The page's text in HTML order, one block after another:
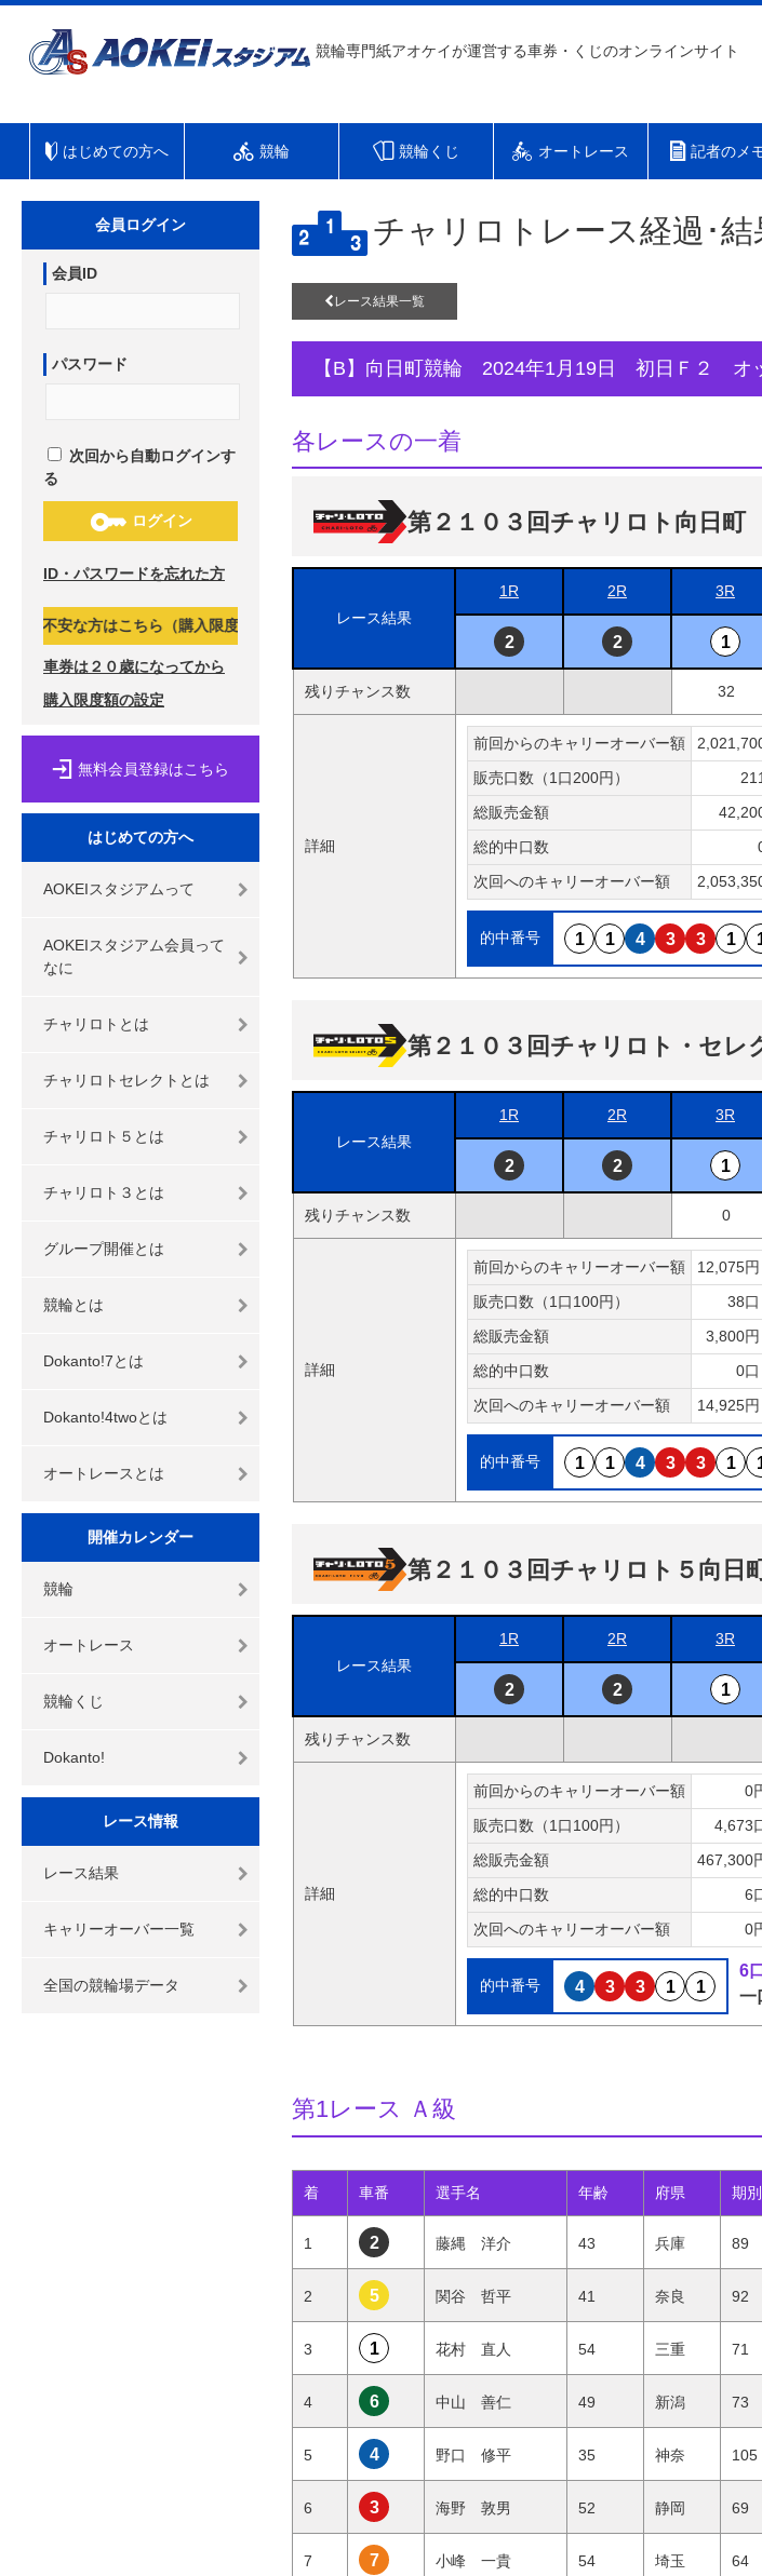
競輪専門紙アオケイが運営する車券・くじのオンラインサイト
はじめての方へ 競輪 競輪くじ オートレース 記者のメ
会員ログイン
会員ID
パスワード
次回から自動ログインす
る
ログイン
ID・パスワードを忘れた方
方はこちら（購入限度額の設定）↓
車券は２０歳になってから
購入限度額の設定
無料会員登録はこちら
はじめての方へ
AOKEIスタジアムって
AOKEIスタジアム会員って
なに
チャリロトとは
チャリロトセレクトとは
チャリロト５とは
チャリロト３とは
グループ開催とは
競輪とは
Dokanto!7とは
Dokanto!4twoとは
オートレースとは
開催カレンダー
競輪
オートレース
競輪くじ
Dokanto!
レース情報
レース結果
キャリーオーバー一覧
全国の競輪場データ
チャリロトレース経過･結
レース結果一覧
【B】向日町競輪 2024年1月19日 初日Ｆ２ オ
各レースの一着
第２１０３回チャリロト向日町
レース結果
1R 2R 3R
2 2 1
残りチャンス数 32
詳細
前回からのキャリーオーバー額
販売口数（1口200円）
総販売金額
総的中口数
次回へのキャリーオーバー額
的中番号 1 1 4 3 3 1
第２１０３回チャリロト・セレ
レース結果
1R 2R 3R
2 2 1
残りチャンス数 0
詳細
前回からのキャリーオーバー額
12,075円
販売口数（1口100円）
38口
総販売金額
3,800円
総的中口数
0口
次回へのキャリーオーバー額
14,925円
的中番号 1 1 4 3 3 1
第２１０３回チャリロト５向日
レース結果
1R 2R 3R
2 2 1
残りチャンス数
詳細
前回からのキャリーオーバー額
0
販売口数（1口100円）
4,673
総販売金額
467,300
総的中口数
6
次回へのキャリーオーバー額
0
的中番号 4 3 3 1 1
6
一
第1レース Ａ級
着 車番 選手名 年齢 府県 期別
1 2 藤縄 洋介 43 兵庫 89
2 5 関谷 哲平 41 奈良 92
3 1 花村 直人 54 三重 71
4 6 中山 善仁 49 新潟 73
5 4 野口 修平 35 神奈 105
6 3 海野 敦男 52 静岡 69
7 7 小峰 一貴 54 埼玉 64